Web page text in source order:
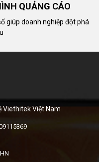
QUẢNG CÁO
giúp doanh nghiệp đột phá
Viethitek Việt Nam